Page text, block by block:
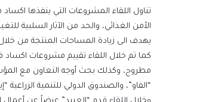
تناول اللقاء المشروعات التي ينفذها
الأمن الغذائي، والحد من الآثار السلبية
يهدف الى زيادة المساحات المنتجة من
كما تم خلال اللقاء تقييم مشروعات
مطروح، وكذلك بحث أوجه التعاون مع
“الفاو”، والصندوق الدولي للتنمية